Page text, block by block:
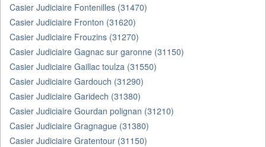
Casier Judiciaire Fontenilles (31470)
Casier Judiciaire Fronton (31620)
Casier Judiciaire Frouzins (31270)
Casier Judiciaire Gagnac sur garonne (31150)
Casier Judiciaire Gaillac toulza (31550)
Casier Judiciaire Gardouch (31290)
Casier Judiciaire Garidech (31380)
Casier Judiciaire Gourdan polignan (31210)
Casier Judiciaire Gragnague (31380)
Casier Judiciaire Gratentour (31150)